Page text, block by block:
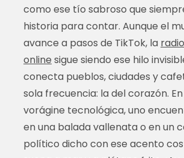
como ese tío sabroso que
historia para contar. Aunque el
avance a pasos de TikTok, la
online sigue siendo ese hilo
conecta pueblos, ciudades y
sola frecuencia: la del corazón.
vorágine tecnológica, uno
en una balada vallenata o en un
político dicho con ese acento